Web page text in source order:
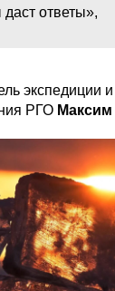
ответы»,
экспедиции
РГО